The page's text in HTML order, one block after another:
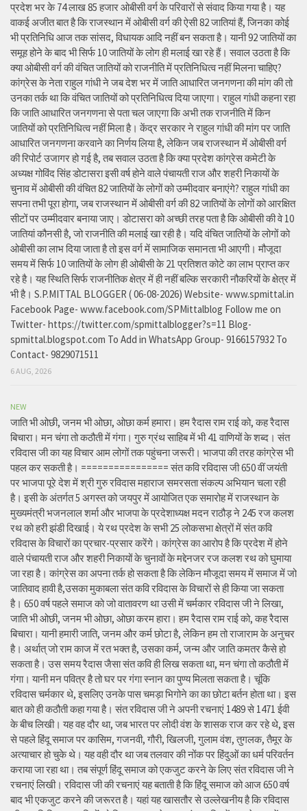
प्रदेश भर के 74 लाख 85 हजार ओबीसी वर्ग के परिवारों से संवाद किया गया है। यह
वाकई अजीत बात है कि राजस्थान में ओबीसी वर्ग की ऐसी 82 जातियां हैं, जिनका कोई
भी प्रतिनिधि आज तक सांसद, विधायक आदि नहीं बन सकता है। यानी 92 जातियों का
समूह होने के बाद भी सिर्फ 10 जातियों के लोग ही मलाई खा रहे हैं। सवाल उठता है कि
क्या ओबीसी वर्ग की वंचित जातियों को राजनीति में प्रतिनिधित्व नहीं मिलना चाहिए?
कांग्रेस के नेता राहुल गांधी ने जब देश भर में जाति आधारित जनगणना की मांग की तो
उनका तर्क था कि वंचित जातियों को प्रतिनिधित्व दिया जाएगा। राहुल गांधी कहना रहा
कि जाति आधारित जनगणना से पता चल जाएगा कि अभी तक राजनीति में किन
जातियों को प्रतिनिधित्व नहीं मिला है। केंद्र सरकार ने राहुल गांधी की मांग पर जाति
आधारित जनगणना करवाने का निर्णय लिया है, लेकिन जब राजस्थान में ओबीसी वर्ग
की रिपोर्ट उजागर हो गई है, तब सवाल उठता है कि क्या प्रदेश कांग्रेस कमेटी के
अध्यक्ष गोविंद सिंह डोटासरा इसी वर्ष होने वाले पंचायती राज और शहरी निकायों के
चुनाव में ओबीसी की वंचित 82 जातियों के लोगों को उम्मीदवार बनाएंगे? राहुल गांधी का
सपना तभी पूरा होगा, जब राजस्थान में ओबीसी वर्ग की 82 जातियों के लोगों को आरक्षित
सीटों पर उम्मीदवार बनाया जाए। डोटासरा को अच्छी तरह पता है कि ओबीसी की वे 10
जातियां कौनसी है, जो राजनीति की मलाई खा रही है। यदि वंचित जातियों के लोगों को
ओबीसी का लाभ दिया जाता है तो इस वर्ग में सामाजिक समानता भी आएगी। मौजूदा
समय में सिर्फ 10 जातियों के लोग ही ओबीसी के 21 प्रतिशत कोटे का लाभ प्राप्त कर
रहे है। यह स्थिति सिर्फ राजनीतिक क्षेत्र में ही नहीं बल्कि सरकारी नौकरियों के क्षेत्र में
भी है। S.P.MITTAL BLOGGER ( 06-08-2026) Website- www.spmittal.in
Facebook Page- www.facebook.com/SPMittalblog Follow me on
Twitter- https://twitter.com/spmittalblogger?s=11 Blog-
spmittal.blogspot.com To Add in WhatsApp Group- 9166157932 To
Contact- 9829071511
6 AUG, 2026
NEW
जाति भी ओछी, जनम भी ओछा, ओछा कर्म हमारा। हम रैदास राम राई को, कह रैदास
बिचारा। मन चंगा तो कठौती में गंगा। गुरु ग्रंथ साहिब में भी 41 वाणियों के शब्द। संत
रविदास जी का यह विचार आम लोगों तक पहुंचना जरूरी। भाजपा की तरह कांग्रेस भी
पहल कर सकती है। ================ संत कवि रविदास जी 650 वीं जयंती
पर भाजपा पूरे देश में श्री गुरु रविदास महाराज समरसता संकल्प अभियान चला रही
है। इसी के अंतर्गत 5 अगस्त को जयपुर में आयोजित एक समारोह में राजस्थान के
मुख्यमंत्री भजनलाल शर्मा और भाजपा के प्रदेशाध्यक्ष मदन राठौड़ ने 245 रज कलश
रथ को हरी झंडी दिखाई। ये रथ प्रदेश के सभी 25 लोकसभा क्षेत्रों में संत कवि
रविदास के विचारों का प्रचार-प्रसार करेंगे। कांग्रेस का आरोप है कि प्रदेश में होने
वाले पंचायती राज और शहरी निकायों के चुनावों के मद्देनजर रज कलश रथ को घुमाया
जा रहा है। कांग्रेस का अपना तर्क हो सकता है कि लेकिन मौजूदा समय में समाज में जो
जातिवाद हावी है,उसका मुकाबला संत कवि रविदास के विचारों से ही किया जा सकता
है। 650 वर्ष पहले समाज को जो वातावरण था उसी में चर्मकार रविदास जी ने लिखा,
जाति भी ओछी, जनम भी ओछा, ओछा करम हारा। हम रैदास राम राई को, कह रैदास
बिचारा। यानी हमारी जाति, जनम और कर्म छोटा है, लेकिन हम तो राजाराम के अनुचर
है। अर्थात् जो राम काज में रत भक्त है, उसका कर्म, जन्म और जाति कमतर कैसे हो
सकता है। उस समय रैदास जैसा संत कवि ही लिख सकता था, मन चंगा तो कठौती में
गंगा। यानी मन पवित्र है तो घर पर गंगा स्नान का पुण्य मिलता सकता है। चूंकि
रविदास चर्मकार थे, इसलिए उनके पास चमड़ा भिगोने का का छोटा बर्तन होता था। इस
बात को ही कठौती कहा गया है। संत रविदास जी ने अपनी रचनाएं 1489 से 1471 ईवी
के बीच लिखी। यह वह दौर था, जब भारत पर लोदी वंश के शासक राज कर रहे थे, इस
से पहले हिंदू समाज पर कासिम, गजनवी, गौरी, खिलजी, गुलाम वंश, तुगलक, तैमूर के
अत्याचार हो चुके थे। यह वही दौर था जब तलवार की नोंक पर हिंदुओं का धर्म परिवर्तन
कराया जा रहा था। तब संपूर्ण हिंदू समाज को एकजुट करने के लिए संत रविदास जी ने
रचनाएं लिखी। रविदास जी की रचनाएं यह बताती है कि हिंदू समाज को आज 650 वर्ष
बाद भी एकजुट करने की जरूरत है। यहां यह खासतौर से उल्लेखनीय है कि रविदास